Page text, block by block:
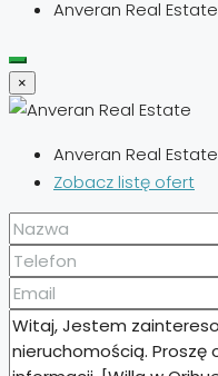
Anveran Real Estate
×
Anveran Real Estate
Zobacz listę ofert